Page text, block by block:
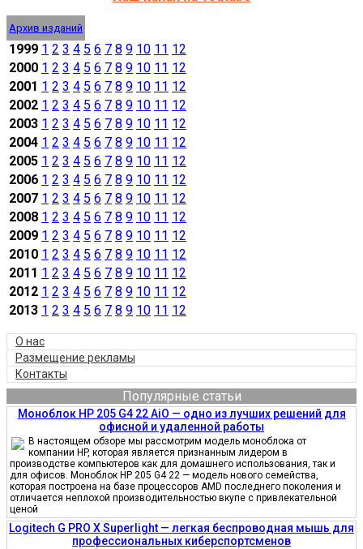
Архив изданий
1999 1 2 3 4 5 6 7 8 9 10 11 12
2000 1 2 3 4 5 6 7 8 9 10 11 12
2001 1 2 3 4 5 6 7 8 9 10 11 12
2002 1 2 3 4 5 6 7 8 9 10 11 12
2003 1 2 3 4 5 6 7 8 9 10 11 12
2004 1 2 3 4 5 6 7 8 9 10 11 12
2005 1 2 3 4 5 6 7 8 9 10 11 12
2006 1 2 3 4 5 6 7 8 9 10 11 12
2007 1 2 3 4 5 6 7 8 9 10 11 12
2008 1 2 3 4 5 6 7 8 9 10 11 12
2009 1 2 3 4 5 6 7 8 9 10 11 12
2010 1 2 3 4 5 6 7 8 9 10 11 12
2011 1 2 3 4 5 6 7 8 9 10 11 12
2012 1 2 3 4 5 6 7 8 9 10 11 12
2013 1 2 3 4 5 6 7 8 9 10 11 12
О нас
Размещение рекламы
Контакты
Популярные статьи
Моноблок HP 205 G4 22 AiO — одно из лучших решений для
офисной и удаленной работы
В настоящем обзоре мы рассмотрим модель моноблока от
компании HP, которая является признанным лидером в
производстве компьютеров как для домашнего использования, так и
для офисов. Моноблок HP 205 G4 22 — модель нового семейства,
которая построена на базе процессоров AMD последнего поколения и
отличается неплохой производительностью вкупе с привлекательной
ценой
Logitech G PRO X Superlight — легкая беспроводная мышь для
профессиональных киберспортсменов